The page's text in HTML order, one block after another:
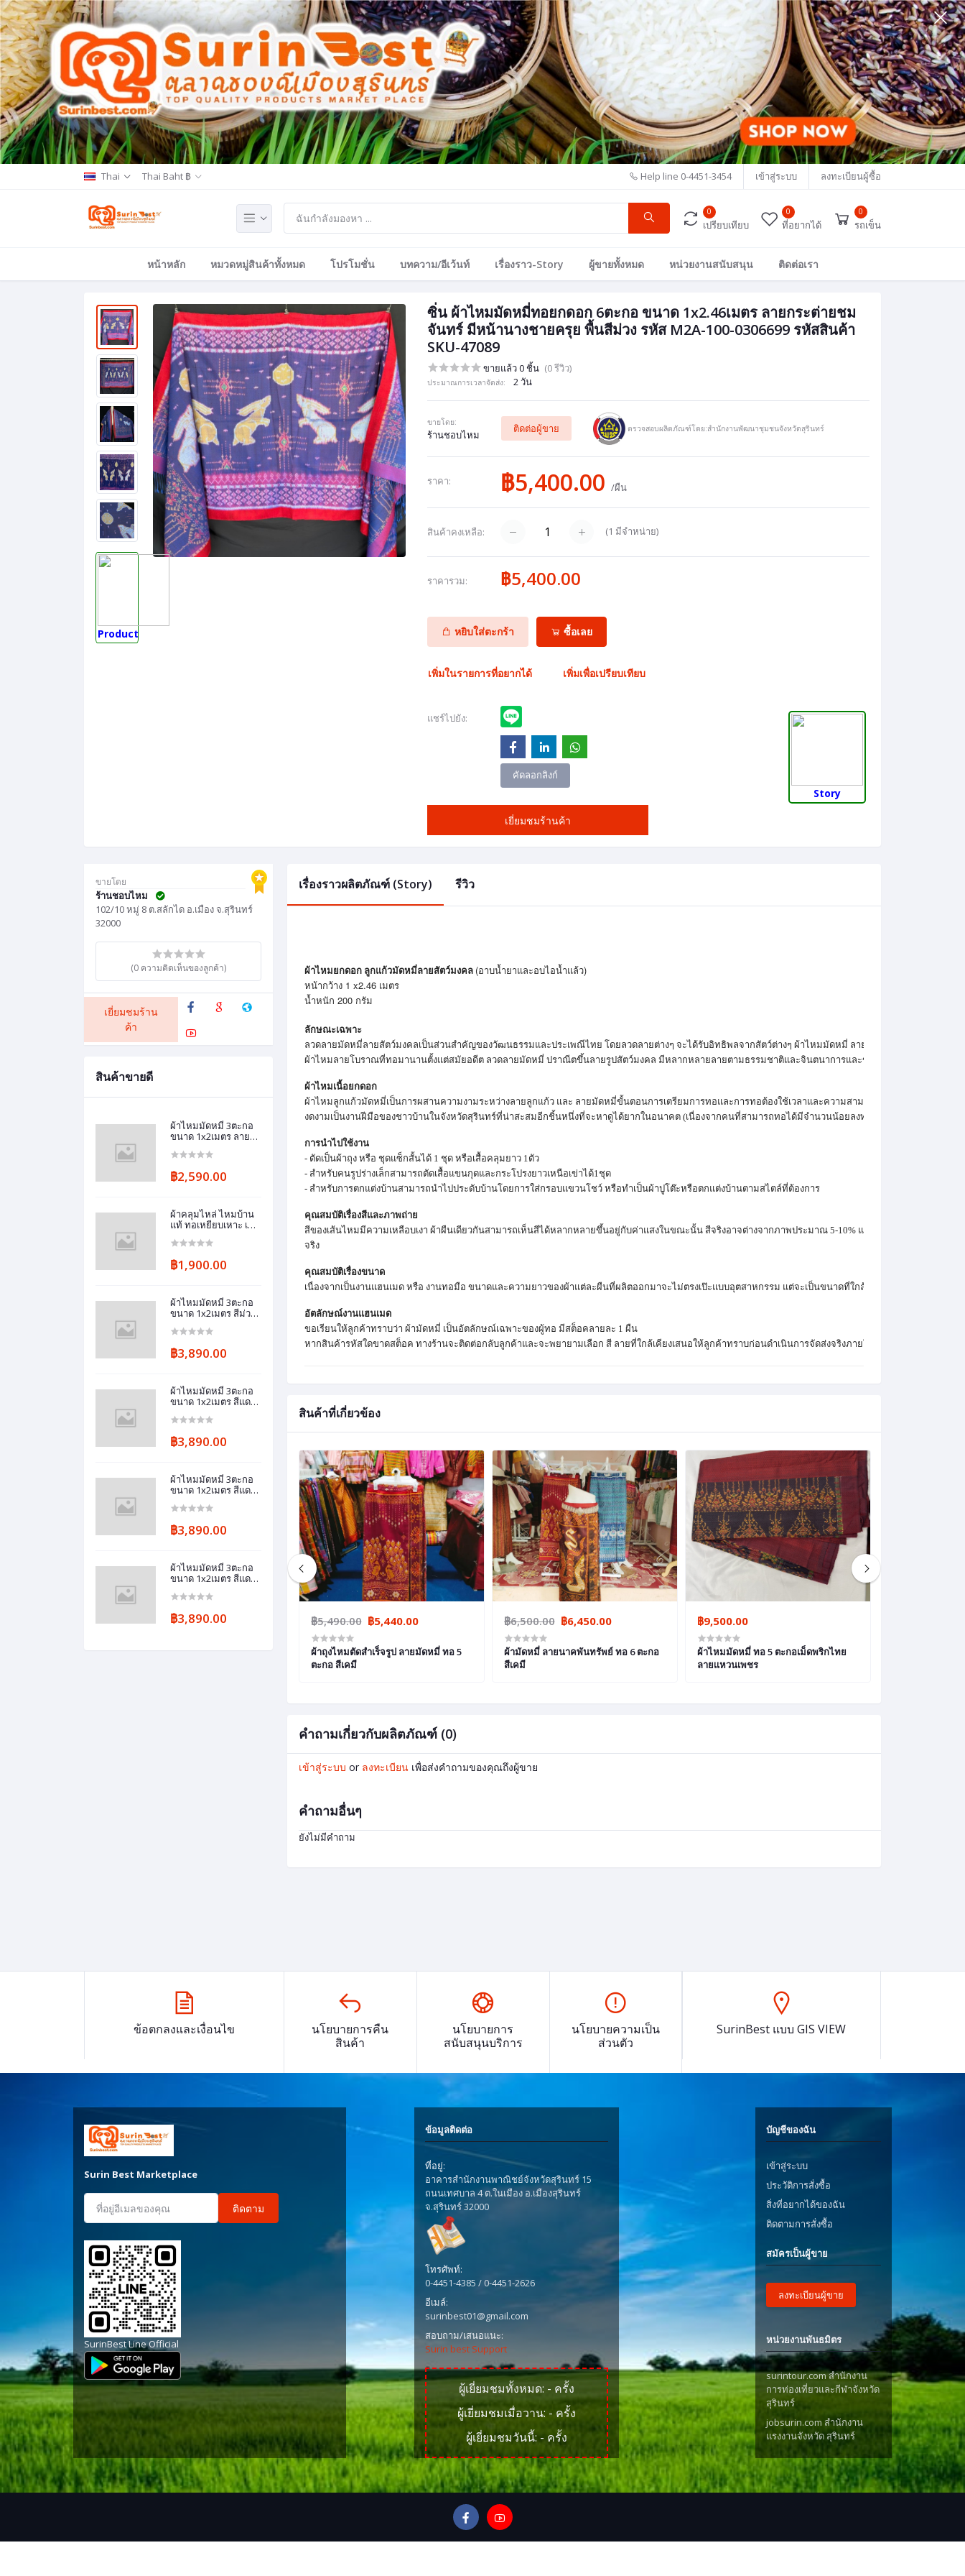
Thai Thai Baht ฿ Help line 0-4451-3454 เข้าสู่ระบบ ลงทะเบียนผู้ซื้อ
0
เปรียบเทียบ
0
ที่อยากได้
0
รถเข็น
หน้าหลัก หมวดหมู่สินค้าทั้งหมด โปรโมชั่น บทความ/อีเว้นท์ เรื่องราว-Story ผู้ขายทั้งหมด หน่วยงานสนับสนุน ติดต่อเรา
Product
ซิ่น ผ้าไหมมัดหมี่ทอยกดอก 6ตะกอ ขนาด 1x2.46เมตร ลายกระต่ายชม
จันทร์ มีหน้านางชายครุย พื้นสีม่วง รหัส M2A-100-0306699 รหัสสินค้า
SKU-47089
ขายแล้ว 0 ชิ้น (0 รีวิว)
ประมาณการเวลาจัดส่ง: 2 วัน
ขายโดย:
ร้านชอบไหม
ติดต่อผู้ขาย ตรวจสอบผลิตภัณฑ์โดย:สำนักงานพัฒนาชุมชนจังหวัดสุรินทร์
ราคา: ฿5,400.00/ผืน
สินค้าคงเหลือ: (1 มีจำหน่าย)
ราคารวม: ฿5,400.00
หยิบใส่ตะกร้า ซื้อเลย
เพิ่มในรายการที่อยากได้ เพิ่มเพื่อเปรียบเทียบ
แชร์ไปยัง:
คัดลอกลิงก์
เยี่ยมชมร้านค้า
Story
ขายโดย
ร้านชอบไหม
102/10 หมู่ 8 ต.สลักได อ.เมือง จ.สุรินทร์
32000
(0 ความคิดเห็นของลูกค้า)
เยี่ยมชมร้าน
ค้า
สินค้าขายดี
ผ้าไหมมัดหมี่ 3ตะกอ
ขนาด 1x2เมตร ลาย
กันยา แก้วแฉล้ม
ชุมชนบ้านทมอ
฿2,590.00
ผ้าคลุมไหล่ ไหมบ้าน
แท้ ทอเหยียบเหาะ เนื้อ
60x200 สีเหลืองทอง
รหัส ZM-แม่คำมี
ชุมชนบ้านทมอ
฿1,900.00
ผ้าไหมมัดหมี่ 3ตะกอ
ขนาด 1x2เมตร สีม่วง
แก้วแฉล้ม ชุมชนบ้า
นทมอ
฿3,890.00
ผ้าไหมมัดหมี่ 3ตะกอ
ขนาด 1x2เมตร สีแดง
แฉล้ม ชุมชนบ้านทมอ
฿3,890.00
ผ้าไหมมัดหมี่ 3ตะกอ
ขนาด 1x2เมตร สีแดง
แฉล้ม ชุมชนบ้านทมอ
฿3,890.00
ผ้าไหมมัดหมี่ 3ตะกอ
ขนาด 1x2เมตร สีแดง
แฉล้ม ชุมชนบ้านทมอ
฿3,890.00
เรื่องราวผลิตภัณฑ์ (Story) รีวิว
ผ้าไหมยกดอก ลูกแก้วมัดหมี่ลายสัตว์มงคล (อาบน้ำยาและอบไอน้ำแล้ว)
หน้ากว้าง1 x2.46 เมตร
น้ำหนัก 200 กรัม
ลักษณะเฉพาะ
ลวดลายมัดหมี่ลายสัตว์มงคลเป็นส่วนสำคัญของวัฒนธรรมและประเพณีไทย โดยลวดลายต่างๆ จะได้รับอิทธิพลจากสัตว์ต่างๆ ผ้าไหมมัดหมี่ ลายสัตว์มงคล ส่วนใหญ่ทอล
ผ้าไหมลายโบราณที่ทอมานานตั้งแต่สมัยอดีต ลวดลายมัดหมี่ ปราณีตขึ้นลายรูปสัตว์มงคล มีหลากหลายลายตามธรรมชาติและจินตนาการและของผู้ทอ
ผ้าไหมเนื้อยกดอก
ผ้าไหมลูกแก้วมัดหมี่เป็นการผสานความงามระหว่างลายลูกแก้ว และ ลายมัดหมี่ขั้นตอนการเตรียมการทอและการทอต้องใช้เวลาและความสามารถในการทอเป็นอย่างสู
งดงามเป็นงานฝีมือของชาวบ้านในจังหวัดสุรินทร์ที่น่าสะสมอีกชิ้นหนึ่งที่จะหาดูได้ยากในอนาคต (เนื่องจากคนที่สามารถทอได้มีจำนวนน้อยลงทุกวันๆ)
การนำไปใช้งาน
- ตัดเป็นผ้าถุง หรือ ชุดแซ็กสั้นได้ 1 ชุด หรือเสื้อคลุมยาว 1ตัว
- สำหรับคนรูปร่างเล็กสามารถตัดเสื้อแขนกุดและกระโปรงยาวเหนือเข่าได้1ชุด
- สำหรับการตกแต่งบ้านสามารถนำไปประดับบ้านโดยการใส่กรอบแขวนโชว์ หรือทำเป็นผ้าปูโต๊ะหรือตกแต่งบ้านตามสไตล์ที่ต้องการ
คุณสมบัติเรื่องสีและภาพถ่าย
สีของเส้นไหมมีความเหลือบเงา ผ้าผืนเดียวกันสามารถเห็นสีได้หลากหลายขึ้นอยู่กับค่าแสงในขณะนั้น สีจริงอาจต่างจากภาพประมาณ 5-10% แนะนำชมภาพสินค้าผ่าน
จริง
คุณสมบัติเรื่องขนาด
เนื่องจากเป็นงานแฮนเมด หรือ งานทอมือ ขนาดและความยาวของผ้าแต่ละผืนที่ผลิตออกมาจะไม่ตรงเป๊ะแบบอุตสาหกรรม แต่จะเป็นขนาดที่ใกล้เคียงขนาดเดิม ประมาณ
อัตลักษณ์งานแฮนเมด
ขอเรียนให้ลูกค้าทราบว่า ผ้ามัดหมี่ เป็นอัตลักษณ์เฉพาะของผู้ทอ มีสต็อคลายละ 1 ผืน
หากสินค้ารหัสใดขาดสต็อค ทางร้านจะติดต่อกลับลูกค้าและจะพยายามเลือก สี ลายที่ใกล้เคียงเสนอให้ลูกค้าทราบก่อนดำเนินการจัดส่งจริงภายใน 24 ชั่วโมง รบกวนลู
สินค้าที่เกี่ยวข้อง
฿3,800.00 ฿5,490.00 ฿5,440.00
ผ้าถุงไหมตัดสำเร็จรูป ลายมัดหมี่ ทอ 5
ตะกอ สีเคมี
฿6,500.00 ฿6,450.00
ผ้ามัดหมี่ ลายนาคพันทรัพย์ ทอ 6 ตะกอ
สีเคมี
฿9,500.00
ผ้าไหมมัดหมี่ ทอ 5 ตะกอเม็ดพริกไทย
ลายเเหวนเพชร
คำถามเกี่ยวกับผลิตภัณฑ์ (0)
เข้าสู่ระบบ or ลงทะเบียน เพื่อส่งคำถามของคุณถึงผู้ขาย
คำถามอื่นๆ
ยังไม่มีคำถาม
ข้อตกลงและเงื่อนไข
นโยบายการคืน
สินค้า
นโยบายการ
สนับสนุนบริการ
นโยบายความเป็น
ส่วนตัว
SurinBest แบบ GIS VIEW
Surin Best Marketplace
ติดตาม
SurinBest Line Official
ข้อมูลติดต่อ
ที่อยู่:
อาคารสำนักงานพาณิชย์จังหวัดสุรินทร์ 15
ถนนเทศบาล 4 ต.ในเมือง อ.เมืองสุรินทร์
จ.สุรินทร์ 32000
โทรศัพท์:
0-4451-4385 / 0-4451-2626
อีเมล์:
surinbest01@gmail.com
สอบถาม/เสนอแนะ:
Surin best Support
ผู้เยี่ยมชมทั้งหมด: - ครั้ง
ผู้เยี่ยมชมเมื่อวาน: -ครั้ง
ผู้เยี่ยมชมวันนี้: - ครั้ง
บัญชีของฉัน
เข้าสู่ระบบ
ประวัติการสั่งซื้อ
สิ่งที่อยากได้ของฉัน
ติดตามการสั่งซื้อ
สมัครเป็นผู้ขาย
ลงทะเบียนผู้ขาย
หน่วยงานพันธมิตร
surintour.com สำนักงาน
การท่องเที่ยวและกีฬาจังหวัด
สุรินทร์
jobsurin.com สำนักงาน
แรงงานจังหวัด สุรินทร์